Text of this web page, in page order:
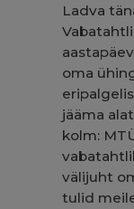
Ladva
oma
jääma
kolm:
välijuht
tulid